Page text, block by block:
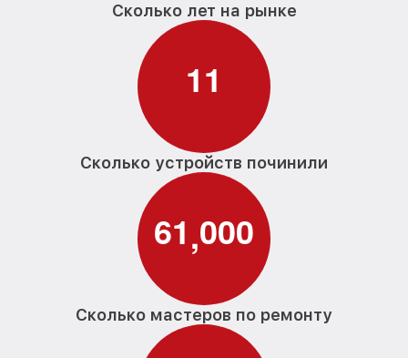
Сколько лет на рынке
11
Сколько устройств починили
61,000
Сколько мастеров по ремонту